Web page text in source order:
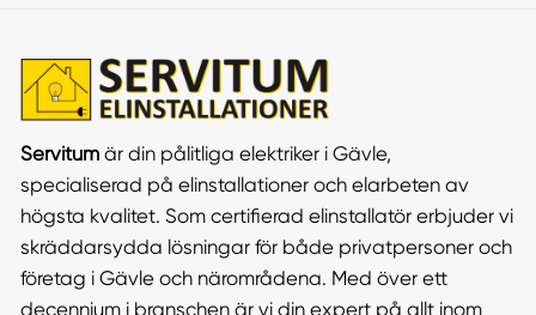
Servitumär din pålitliga elektriker i Gävle,
specialiserad på elinstallationer och elarbeten av
högsta kvalitet. Som certifierad elinstallatör erbjuder vi
skräddarsydda lösningar för både privatpersoner och
företag i Gävle och närområdena. Med över ett
decennium i branschen är vi din expert på allt inom